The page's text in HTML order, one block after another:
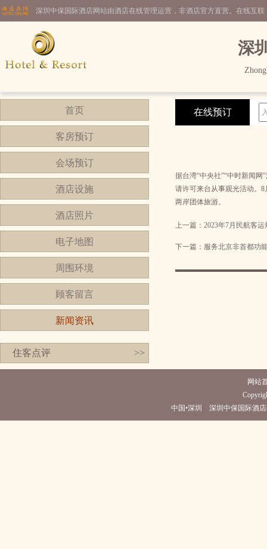
深圳中保国际酒店网站由酒店在线管理运营，非酒店官方直营。在线互
深
首页
客房预订
会场预订
酒店设施
酒店照片
电子地图
周围环境
顾客留言
新闻资讯
住客点评 >>
在线预订
据台湾“中央社”“中时新闻
请许可来台从事观光活动。
两岸团体旅游。
上一篇： 2023年7月民航客
下一篇： 服务北京非首都功
网站
中国•深圳 深圳中保国际酒店(